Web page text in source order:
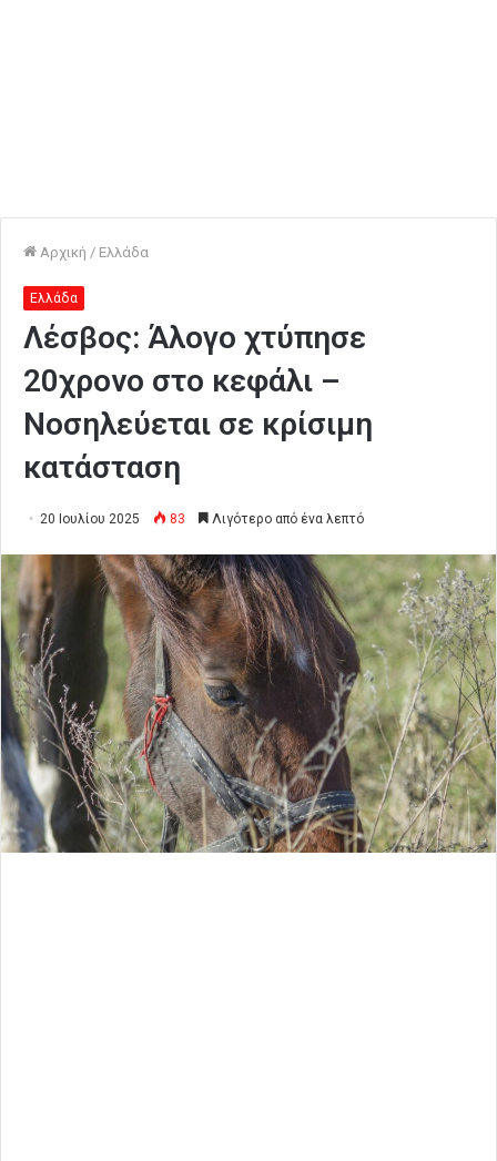
Αρχική / Ελλάδα
Ελλάδα
Λέσβος: Άλογο χτύπησε
20χρονο στο κεφάλι –
Νοσηλεύεται σε κρίσιμη
κατάσταση
20 Ιουλίου 2025 83 Λιγότερο από ένα λεπτό